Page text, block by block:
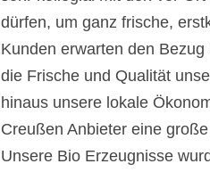
dürfen, um ganz frische,
Kunden erwarten den
die Frische und Qualität
hinaus unsere lokale
Creußen Anbieter eine
Unsere Bio Erzeugnisse